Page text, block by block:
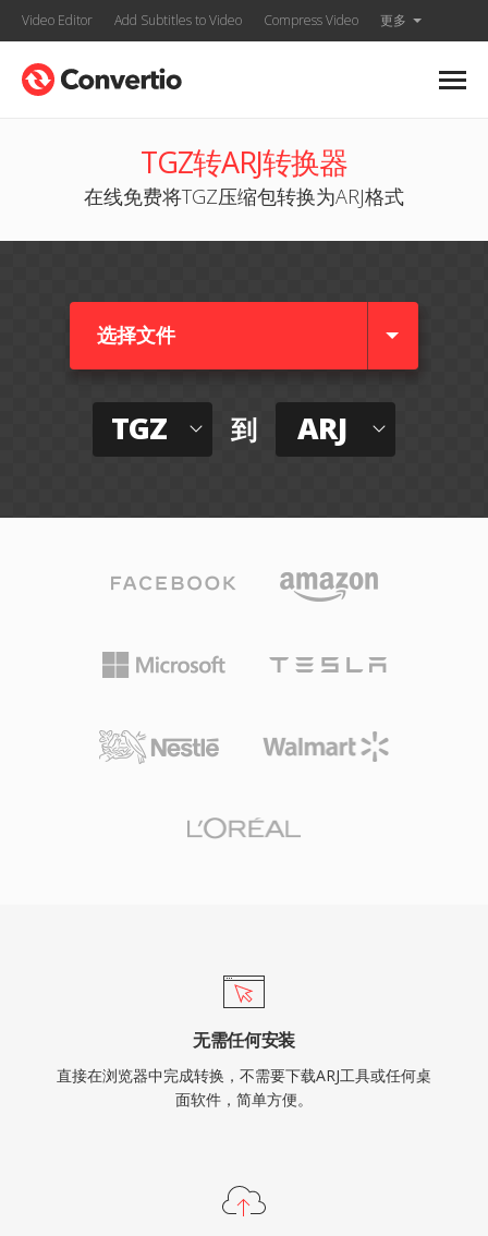
Video Editor Add Subtitles to Video Compress Video 更多
TGZ转ARJ转换器
在线免费将TGZ压缩包转换为ARJ格式
选择文件
TGZ 到 ARJ
无需任何安装
直接在浏览器中完成转换，不需要下载ARJ工具或任何桌
面软件，简单方便。